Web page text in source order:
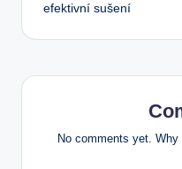
efektivní sušení
No comments yet.